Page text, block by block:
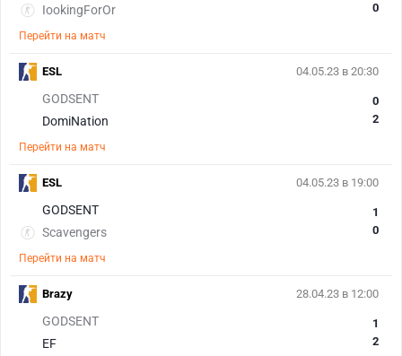
IookingForOr 0
Перейти на матч
04.05.23 в 20:30
GODSENT
DomiNation
0
2
Перейти на матч
ESL
04.05.23 в 19:00
GODSENT
Scavengers
1
0
Перейти на матч
ESL
28.04.23 в 12:00
GODSENT
EF
1
2
Brazy